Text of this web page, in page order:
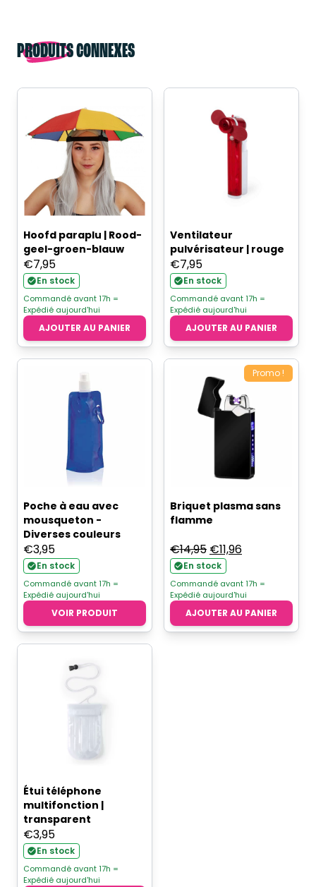
PRODUITS CONNEXES
Hoofd paraplu | Rood-
geel-groen-blauw
€7,95
En stock
Commandé avant 17h =
Expédié aujourd'hui
AJOUTER AU PANIER
Ventilateur
pulvérisateur | rouge
€7,95
En stock
Commandé avant 17h =
Expédié aujourd'hui
AJOUTER AU PANIER
Poche à eau avec
mousqueton -
Diverses couleurs
€3,95
En stock
Commandé avant 17h =
Expédié aujourd'hui
VOIR PRODUIT
Promo !
Briquet plasma sans
flamme
€14,95 Le
prix
initial
était :
€14,95.
€11,96Le
actuel
est :
€11,96.
En stock
Commandé avant 17h =
Expédié aujourd'hui
AJOUTER AU PANIER
Étui téléphone
multifonction |
transparent
€3,95
En stock
Commandé avant 17h =
Expédié aujourd'hui